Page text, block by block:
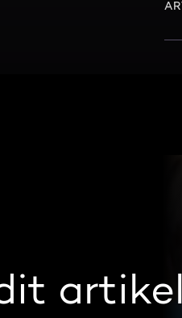
artikel